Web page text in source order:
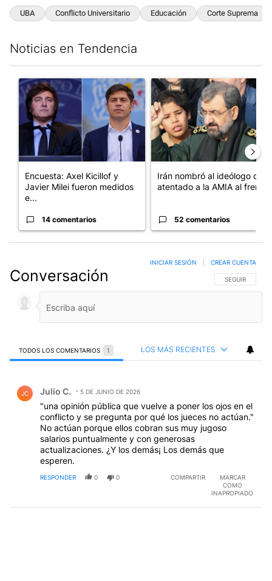
UBA Conflicto Universitario Educación Corte Suprema
Noticias en Tendencia
Un artículo de tendencia con el título "Encuesta: Axel Kicillof y
Encuesta: Axel Kicillof y
Javier Milei fueron medidos
e...
14 comentarios
Un artículo de tendencia con
Irán nombró al ideólogo del
atentado a la AMIA al frent...
52 comentarios
Conversación SIGA ESTA
SEGUIR
INICIAR SESIÓN CREAR CUENTA
TODOS LOS COMENTARIOS 1 LOS MÁS RECIENTES
JC Julio C. 5 DE JUNIO DE 2026
"una opinión pública que vuelve a poner los ojos en el
conflicto y se pregunta por qué los jueces no actúan."
No actúan porque ellos cobran sus muy jugoso
salarios puntualmente y con generosas
actualizaciones. ¿Y los demás¡ Los demás que
esperen.
RESPONDER 0 0 COMPARTIR
MARCAR
COMO
INAPROPIADO